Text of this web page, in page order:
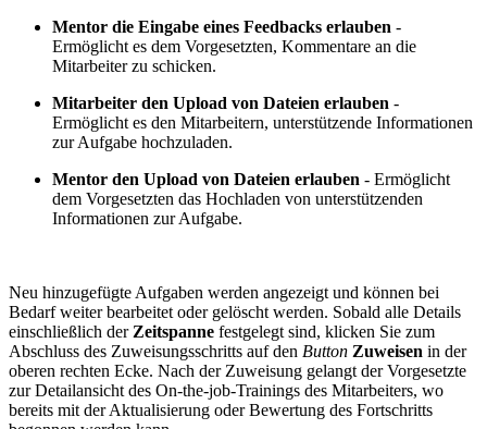
Mentor die Eingabe eines Feedbacks erlauben -
Ermöglicht es dem Vorgesetzten, Kommentare an die
Mitarbeiter zu schicken.
Mitarbeiter den Upload von Dateien erlauben -
Ermöglicht es den Mitarbeitern, unterstützende Informationen
zur Aufgabe hochzuladen.
Mentor den Upload von Dateien erlauben - Ermöglicht
dem Vorgesetzten das Hochladen von unterstützenden
Informationen zur Aufgabe.
Neu hinzugefügte Aufgaben werden angezeigt und können bei
Bedarf weiter bearbeitet oder gelöscht werden. Sobald alle Details
einschließlich der Zeitspanne festgelegt sind, klicken Sie zum
Abschluss des Zuweisungsschritts auf den Button Zuweisen in der
oberen rechten Ecke. Nach der Zuweisung gelangt der Vorgesetzte
zur Detailansicht des On-the-job-Trainings des Mitarbeiters, wo
bereits mit der Aktualisierung oder Bewertung des Fortschritts